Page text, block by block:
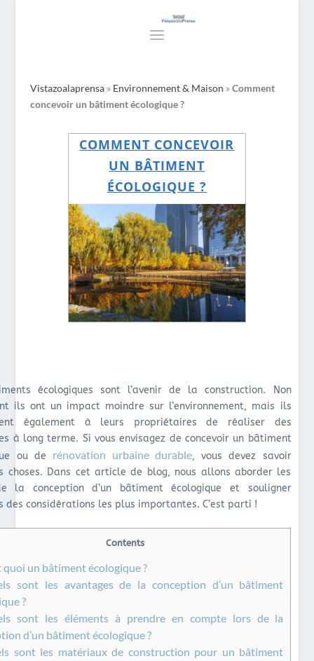
Vistazoalaprensa» Environnement & Maison »Comment
concevoir un bâtiment écologique ?
COMMENT CONCEVOIR
UN BÂTIMENT
ÉCOLOGIQUE ?
écologiques sont l’avenir de la construction. Non
ils ont un impact moindre sur l’environnement, mais ils
également à leurs propriétaires de réaliser des
à long terme. Si vous envisagez de concevoir un bâtiment
ou de rénovation urbaine durable, vous devez savoir
choses. Dans cet article de blog, nous allons aborder les
la conception d’un bâtiment écologique et souligner
des considérations les plus importantes. C’est parti !
Contents
quoi un bâtiment écologique ?
sont les avantages de la conception d’un bâtiment
?
sont les éléments à prendre en compte lors de la
d’un bâtiment écologique ?
sont les matériaux de construction pour un bâtiment